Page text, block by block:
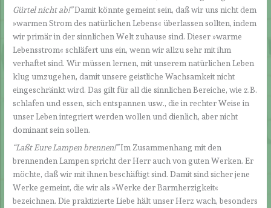
Gürtel nicht ab!”Damit könnte gemeint sein, daß wir uns nicht dem
»warmen Strom des natürlichen Lebens« überlassen sollten, indem
wir primär in der sinnlichen Welt zuhause sind. Dieser »warme
Lebensstrom« schläfert uns ein, wenn wir allzu sehr mit ihm
verhaftet sind. Wir müssen lernen, mit unserem natürlichen Leben
klug umzugehen, damit unsere geistliche Wachsamkeit nicht
eingeschränkt wird. Das gilt für all die sinnlichen Bereiche, wie z.B.
schlafen und essen, sich entspannen usw., die in rechter Weise in
unser Leben integriert werden wollen und dienlich, aber nicht
dominant sein sollen.
“Laßt Eure Lampen brennen!”Im Zusammenhang mit den
brennenden Lampen spricht der Herr auch von guten Werken. Er
möchte, daß wir mit ihnen beschäftigt sind. Damit sind sicher jene
Werke gemeint, die wir als »Werke der Barmherzigkeit«
bezeichnen. Die praktizierte Liebe hält unser Herz wach, besonders